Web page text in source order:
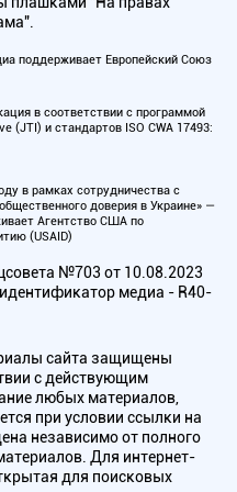
поддерживает Европейский Союз
в соответствии с программой
(JTI) и стандартов ISO CWA 17493:
в рамках сотрудничества с
доверия в Украине» —
Агентство США по
(USAID)
№703 от 10.08.2023
медиа - R40-
сайта защищены
с действующим
любых материалов,
при условии ссылки на
независимо от полного
Для интернет-
для поисковых